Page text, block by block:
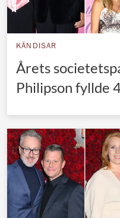
KÄNDISAR
Årets
Philipson fyllde